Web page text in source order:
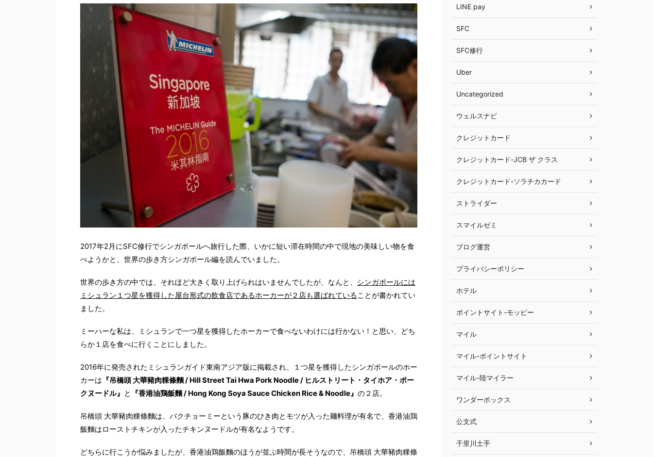
2017年2月にSFC修行でシンガポールへ旅行した際、いかに短い滞在時間の中で現地の美味しい物を食
べようかと、世界の歩き方シンガポール編を読んでいました。
世界の歩き方の中では、それほど大きく取り上げられはいませんでしたが、なんと、 シンガポールには
ミシュラン１つ星を獲得した屋台形式の飲食店であるホーカーが２店も選ばれている ことが書かれてい
ました。
ミーハーな私は、ミシュランで一つ星を獲得したホーカーで食べないわけには行かない！と思い、どち
らか１店を食べに行くことにしました。
2016年に発売されたミシュランガイド東南アジア版に掲載され、１つ星を獲得したシンガポールのホー
カーは 『吊橋頭 大華豬肉粿條麵 / Hill Street Tai Hwa Pork Noodle / ヒルストリート・タイホア・ポー
クヌードル』 と 『香港油鶏飯麵 / Hong Kong Soya Sauce Chicken Rice & Noodle』 の２店。
吊橋頭 大華豬肉粿條麵は、バクチョーミーという豚のひき肉とモツが入った麺料理が有名で、香港油鶏
飯麵はローストチキンが入ったチキンヌードルが有名なようです。
どちらに行こうか悩みましたが、香港油鶏飯麵のほうが並ぶ時間が長そうなので、吊橋頭 大華豬肉粿條
LINE pay
SFC
SFC修行
Uber
Uncategorized
ウェルスナビ
クレジットカード
クレジットカード-JCB ザ クラス
クレジットカード-ソラチカカード
ストライダー
スマイルゼミ
ブログ運営
プライバシーポリシー
ホテル
ポイントサイト-モッピー
マイル
マイル-ポイントサイト
マイル-陸マイラー
ワンダーボックス
公文式
千里川土手